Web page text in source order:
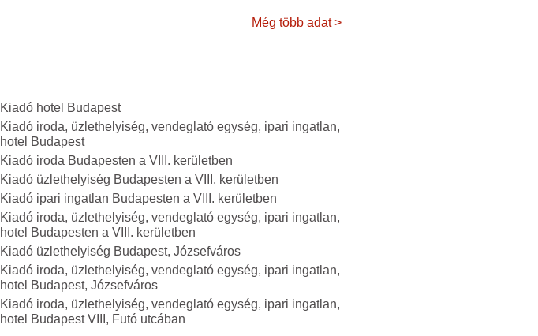
Még több adat >
Kiadó hotel Budapest
Kiadó iroda, üzlethelyiség, vendeglató egység, ipari ingatlan,
hotel Budapest
Kiadó iroda Budapesten a VIII. kerületben
Kiadó üzlethelyiség Budapesten a VIII. kerületben
Kiadó ipari ingatlan Budapesten a VIII. kerületben
Kiadó iroda, üzlethelyiség, vendeglató egység, ipari ingatlan,
hotel Budapesten a VIII. kerületben
Kiadó üzlethelyiség Budapest, Józsefváros
Kiadó iroda, üzlethelyiség, vendeglató egység, ipari ingatlan,
hotel Budapest, Józsefváros
Kiadó iroda, üzlethelyiség, vendeglató egység, ipari ingatlan,
hotel Budapest VIII, Futó utcában